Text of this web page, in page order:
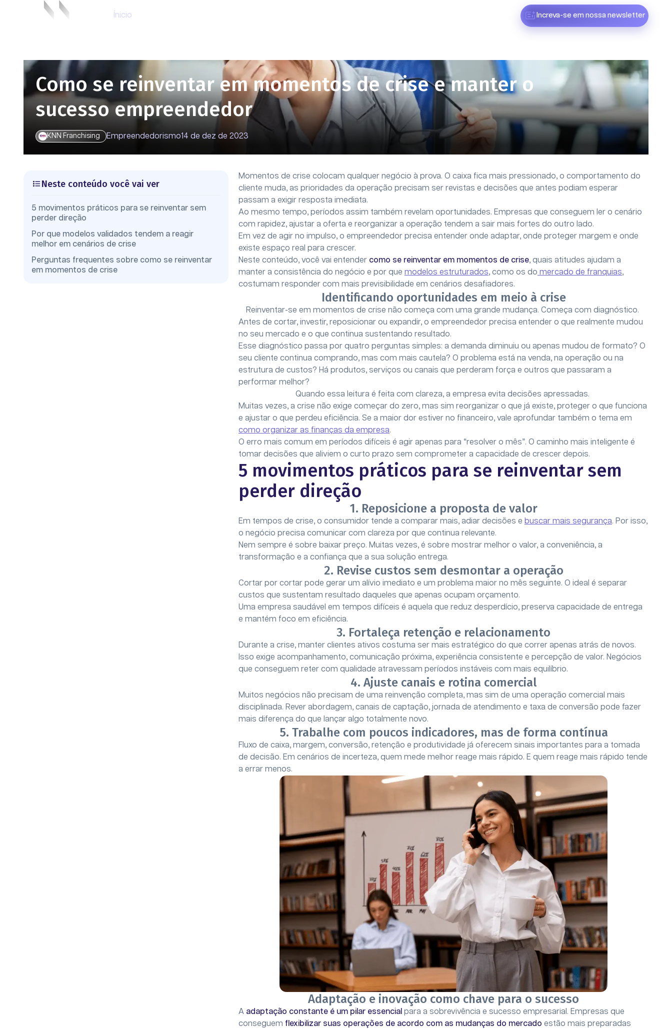
Ínicio Increva-se em nossa newsletter
Como se reinventar em momentos de crise e manter o
sucesso empreendedor
KNN Franchising Empreendedorismo14 de dez de 2023
Neste conteúdo você vai ver
5 movimentos práticos para se reinventar sem
perder direção
Por que modelos validados tendem a reagir
melhor em cenários de crise
Perguntas frequentes sobre como se reinventar
em momentos de crise
Momentos de crise colocam qualquer negócio à prova. O caixa fica mais pressionado, o comportamento do
cliente muda, as prioridades da operação precisam ser revistas e decisões que antes podiam esperar
passam a exigir resposta imediata.
Ao mesmo tempo, períodos assim também revelam oportunidades. Empresas que conseguem ler o cenário
com rapidez, ajustar a oferta e reorganizar a operação tendem a sair mais fortes do outro lado.
Em vez de agir no impulso, o empreendedor precisa entender onde adaptar, onde proteger margem e onde
existe espaço real para crescer.
Neste conteúdo, você vai entender como se reinventar em momentos de crise, quais atitudes ajudam a
manter a consistência do negócio e por que modelos estruturados, como os do mercado de franquias,
costumam responder com mais previsibilidade em cenários desafiadores.
Identificando oportunidades em meio à crise
Reinventar-se em momentos de crise não começa com uma grande mudança. Começa com diagnóstico.
Antes de cortar, investir, reposicionar ou expandir, o empreendedor precisa entender o que realmente mudou
no seu mercado e o que continua sustentando resultado.
Esse diagnóstico passa por quatro perguntas simples: a demanda diminuiu ou apenas mudou de formato? O
seu cliente continua comprando, mas com mais cautela? O problema está na venda, na operação ou na
estrutura de custos? Há produtos, serviços ou canais que perderam força e outros que passaram a
performar melhor?
Quando essa leitura é feita com clareza, a empresa evita decisões apressadas.
Muitas vezes, a crise não exige começar do zero, mas sim reorganizar o que já existe, proteger o que funciona
e ajustar o que perdeu eficiência. Se a maior dor estiver no financeiro, vale aprofundar também o tema em
como organizar as finanças da empresa.
O erro mais comum em períodos difíceis é agir apenas para “resolver o mês”. O caminho mais inteligente é
tomar decisões que aliviem o curto prazo sem comprometer a capacidade de crescer depois.
5 movimentos práticos para se reinventar sem
perder direção
1. Reposicione a proposta de valor
Em tempos de crise, o consumidor tende a comparar mais, adiar decisões e buscar mais segurança. Por isso,
o negócio precisa comunicar com clareza por que continua relevante.
Nem sempre é sobre baixar preço. Muitas vezes, é sobre mostrar melhor o valor, a conveniência, a
transformação e a confiança que a sua solução entrega.
2. Revise custos sem desmontar a operação
Cortar por cortar pode gerar um alívio imediato e um problema maior no mês seguinte. O ideal é separar
custos que sustentam resultado daqueles que apenas ocupam orçamento.
Uma empresa saudável em tempos difíceis é aquela que reduz desperdício, preserva capacidade de entrega
e mantém foco em eficiência.
3. Fortaleça retenção e relacionamento
Durante a crise, manter clientes ativos costuma ser mais estratégico do que correr apenas atrás de novos.
Isso exige acompanhamento, comunicação próxima, experiência consistente e percepção de valor. Negócios
que conseguem reter com qualidade atravessam períodos instáveis com mais equilíbrio.
4. Ajuste canais e rotina comercial
Muitos negócios não precisam de uma reinvenção completa, mas sim de uma operação comercial mais
disciplinada. Rever abordagem, canais de captação, jornada de atendimento e taxa de conversão pode fazer
mais diferença do que lançar algo totalmente novo.
5. Trabalhe com poucos indicadores, mas de forma contínua
Fluxo de caixa, margem, conversão, retenção e produtividade já oferecem sinais importantes para a tomada
de decisão. Em cenários de incerteza, quem mede melhor reage mais rápido. E quem reage mais rápido tende
a errar menos.
Adaptação e inovação como chave para o sucesso
A adaptação constante é um pilar essencial para a sobrevivência e sucesso empresarial. Empresas que
conseguem flexibilizar suas operações de acordo com as mudanças do mercado estão mais preparadas